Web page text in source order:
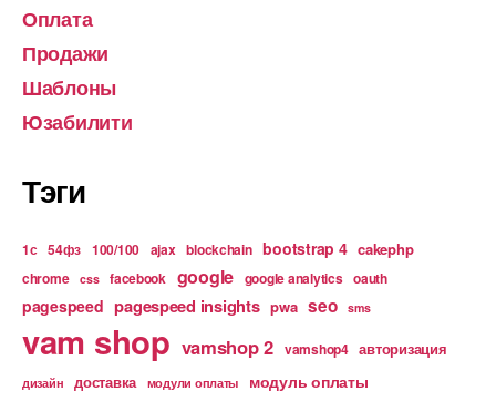
Оплата
Продажи
Шаблоны
Юзабилити
Тэги
1с 54фз 100/100 ajax blockchain bootstrap 4 cakephp
chrome css facebook google google analytics oauth
pagespeed pagespeed insights pwa seo sms
vam shop vamshop 2 vamshop4 авторизация
дизайн доставка модули оплаты модуль оплаты